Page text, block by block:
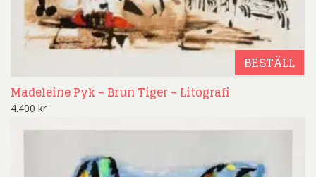
BESTÄLL
Madeleine Pyk – Brun Tiger – Litografi
4.400 kr